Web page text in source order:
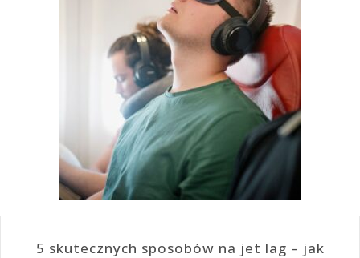
5 skutecznych sposobów na jet lag – jak